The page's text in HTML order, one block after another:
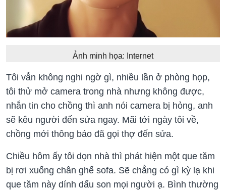
Ảnh minh họa: Internet
Tôi vẫn không nghi ngờ gì, nhiều lần ở phòng họp,
tôi thử mở camera trong nhà nhưng không được,
nhắn tin cho chồng thì anh nói camera bị hỏng, anh
sẽ kêu người đến sửa ngay. Mãi tới ngày tôi về,
chồng mới thông báo đã gọi thợ đến sửa.
Chiều hôm ấy tôi dọn nhà thì phát hiện một que tăm
bị rơi xuống chân ghế sofa. Sẽ chẳng có gì kỳ lạ khi
que tăm này dính dấu son mọi người ạ. Bình thường